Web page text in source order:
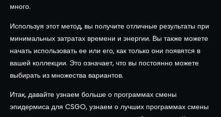
много.
Используя этот метод, вы получите отличные результаты при
минимальных затратах времени и энергии. Вы также можете
начать использовать ее или его, как только они появятся в
вашей коллекции. Это означает, что вы постоянно можете
выбирать из множества вариантов.
Итак, давайте узнаем больше о программах смены
эпидермиса для CSGO, узнаем о лучших программах смены